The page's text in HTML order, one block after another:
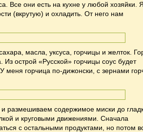
Все они есть на кухне у любой хозяйки.
(вкрутую) и охладить. От него нам
масла, уксуса, горчицы и желток.
острой «Русской» горчицы соус будет
меня горчица по-дижонски, с зернами
размешиваем содержимое миски до
и круговыми движениями. Сначала
с остальными продуктами, но потом